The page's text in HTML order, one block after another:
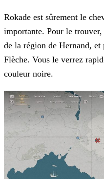
Rokade est sûrement le
importante. Pour le
de la région de Hernand, et
Flèche. Vous le verrez
couleur noire.